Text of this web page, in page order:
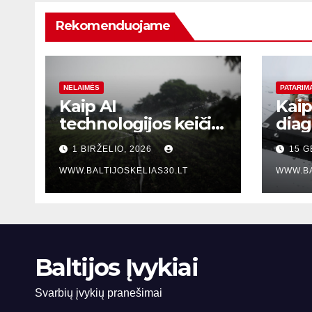
Rekomenduojame
NELAIMĖS
Kaip AI
technologijos keičia
krizių valdymą
Baltijos šalyse:
realaus laiko įvykių
stebėjimo sistemos
1 BIRŽELIO, 2026
WWW.BALTIJOSKELIAS30.LT
15
Baltijos Įvykiai
Svarbių įvykių pranešimai